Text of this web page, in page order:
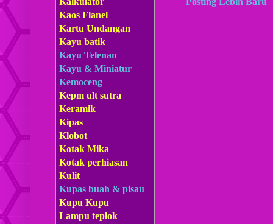
Kaos Flanel
Kartu Undangan
Kayu batik
Kayu Telenan
Kayu & Miniatur
Kemoceng
Kepm ult sutra
Keramik
Kipas
Klobot
Kotak Mika
Kotak perhiasan
Kulit
Kupas buah & pisau
Kupu Kupu
Lampu teplok